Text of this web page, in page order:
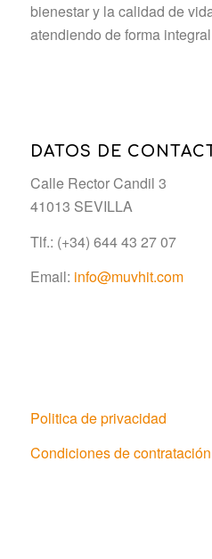
bienestar y la calidad de
atendiendo de forma
DATOS DE
Calle Rector Candil 3
41013 SEVILLA
Tlf.: (+34) 644 43 27 07
Email: info@muvhit.com
Politica de privacidad
Condiciones de